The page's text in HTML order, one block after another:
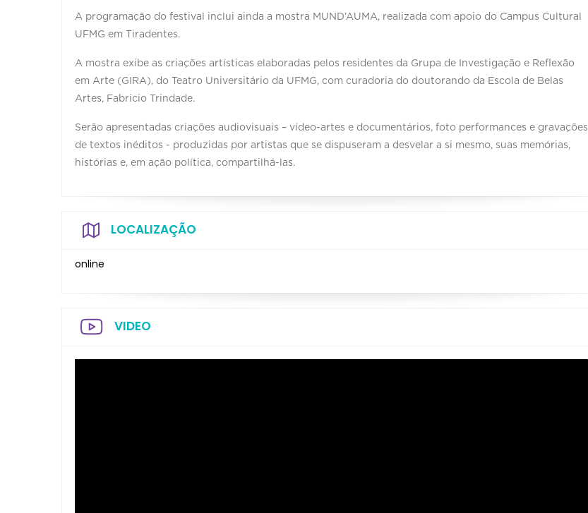
A programação do festival inclui ainda a mostra MUND’AUMA, realizada com apoio do Campus Cultural
UFMG em Tiradentes.
A mostra exibe as criações artísticas elaboradas pelos residentes da Grupa de Investigação e Reflexão
em Arte (GIRA), do Teatro Universitário da UFMG, com curadoria do doutorando da Escola de Belas
Artes, Fabricio Trindade.
Serão apresentadas criações audiovisuais – vídeo-artes e documentários, foto performances e gravações
de textos inéditos - produzidas por artistas que se dispuseram a desvelar a si mesmo, suas memórias,
histórias e, em ação política, compartilhá-las.
LOCALIZAÇÃO
online
VIDEO